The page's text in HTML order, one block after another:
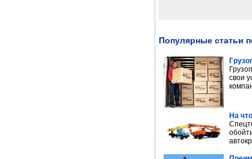
Популярные статьи
свои
На